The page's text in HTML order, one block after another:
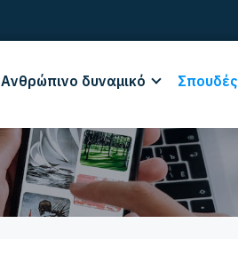
Ανθρώπινο δυναμικό Σπουδές